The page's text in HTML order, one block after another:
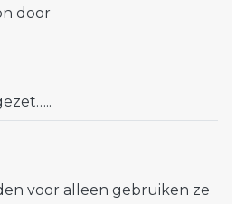
door
voor alleen gebruiken ze